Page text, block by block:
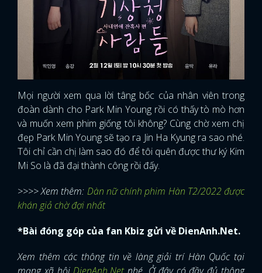
ĐĂNG NHẬP
Mọi người xem qua lời tâng bốc của nhân viên trong
đoàn dành cho Park Min Young rồi có thấy tò mò hơn
và muốn xem phim giống tôi không? Cùng chờ xem chị
đẹp Park Min Young sẽ tạo ra Jin Ha Kyung ra sao nhé.
Tôi chỉ cần chị làm sao đó để tôi quên được thư ký Kim
Mi So là đã đại thành công rồi đấy.
>>>> Xem thêm: Dàn nữ chính phim Hàn T2/2022 được
khán giả chờ đợi nhất
*Bài đóng góp của fan Kbiz gửi về DienAnh.Net.
Xem thêm các thông tin về làng giải trí Hàn Quốc tại
mạng xã hội DienAnh.Netnhé. Ở đây có đầy đủ thông